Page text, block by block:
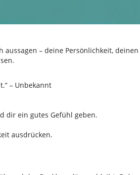
– deine Persönlichkeit,
– Unbekannt
dir ein gutes Gefühl geben.
ausdrücken.